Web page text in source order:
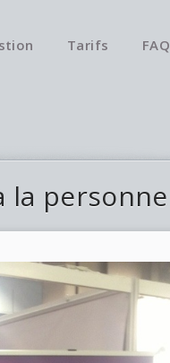
Tarifs FAQ
la personne